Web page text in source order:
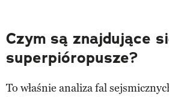
Czym są znajdujące
superpióropusze?
To właśnie analiza fal